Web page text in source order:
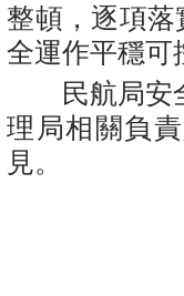
整頓，逐項
全運作平穩可
民航局安全
理局相關負
見。